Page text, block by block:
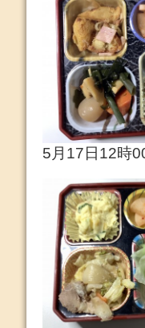
5月17日12時